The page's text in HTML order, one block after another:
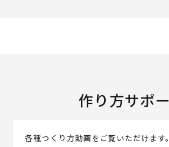
作り方サポ
各種つくり方動画をご覧いただけます